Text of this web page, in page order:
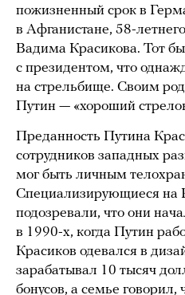
пожизненный срок в
в Афганистане, 58-
Вадима Красикова. Тот
с президентом, что
на стрельбище. Своим
Путин — «хороший
Преданность Путина
сотрудников западных
мог быть личным
Специализирующиеся на
подозревали, что они
в 1990-х, когда Путин
Красиков одевался в
зарабатывал 10 тысяч
бонусов, а семье говорил,